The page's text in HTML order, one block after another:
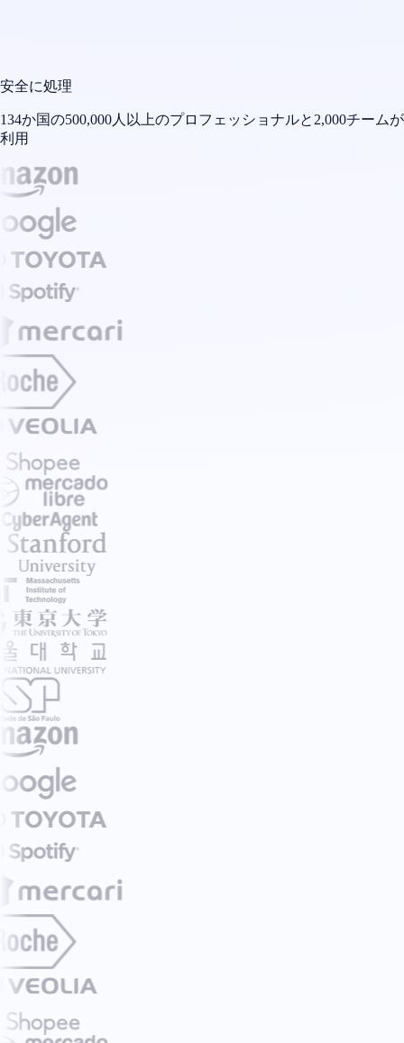
安全に処理
134か国の500,000人以上のプロフェッショナルと2,000チームが
利用